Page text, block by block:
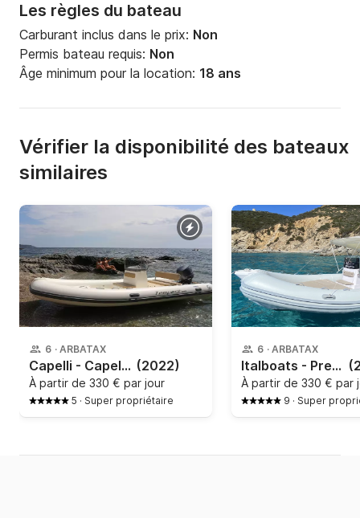
Les règles du bateau
Carburant inclus dans le prix: Non
Permis bateau requis: Non
Âge minimum pour la location: 18 ans
Vérifier la disponibilité des bateaux
similaires
6 · ARBATAX
Capelli - Capelli Tempest 530 (2022)
À partir de 330 € par jour
5 · Super propriétaire
6 · ARBATAX
Italboats - Predator 540
À partir de 330 € par
9 · Super